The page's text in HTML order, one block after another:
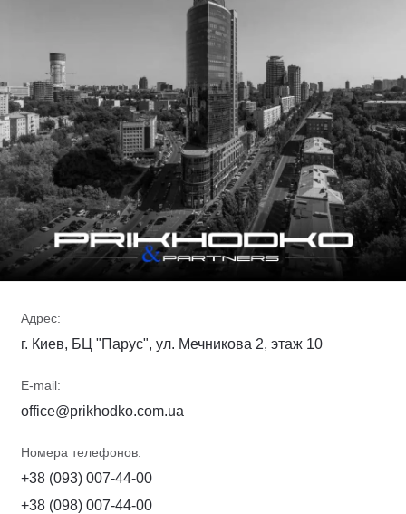
Адрес:
г. Киев, БЦ "Парус", ул. Мечникова 2, этаж 10
E-mail:
office@prikhodko.com.ua
Номера телефонов:
+38 (093) 007-44-00
+38 (098) 007-44-00